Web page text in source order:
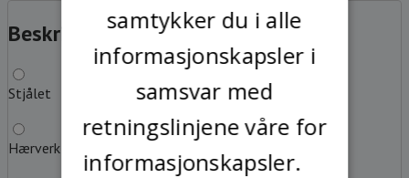
Beskriv feilen?
Stjålet
Hærverk
samtykker du i alle
informasjonskapsler i
samsvar med
retningslinjene våre for
informasjonskapsler.